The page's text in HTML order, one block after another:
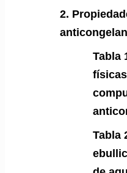
2.
Tabla
Tabla